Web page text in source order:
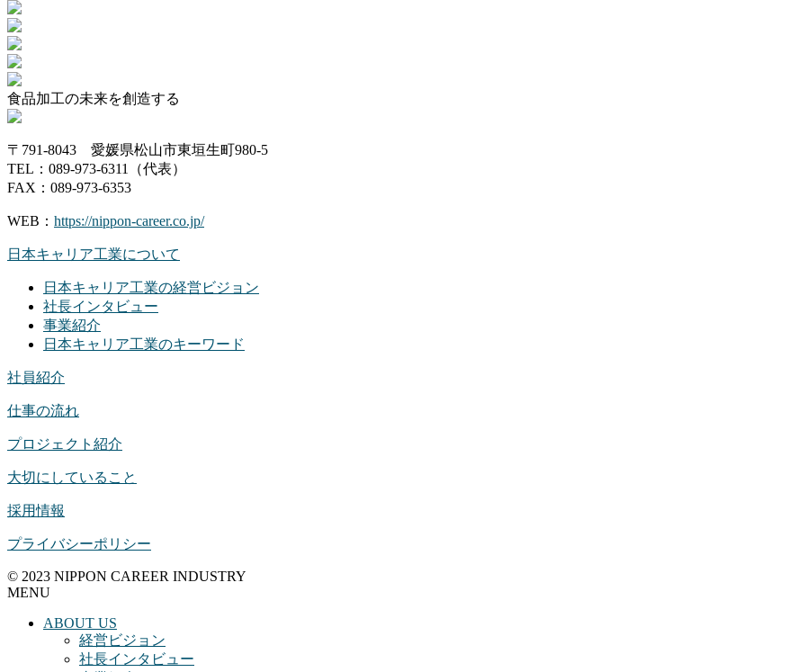
食品加工の未来を創造する
〒791-8043 愛媛県松山市東垣生町980-5
TEL：089-973-6311（代表）
FAX：089-973-6353
WEB： https://nippon-career.co.jp/
日本キャリア工業について
日本キャリア工業の経営ビジョン
社長インタビュー
事業紹介
日本キャリア工業のキーワード
社員紹介
仕事の流れ
プロジェクト紹介
大切にしていること
採用情報
プライバシーポリシー
© 2023 NIPPON CAREER INDUSTRY
MENU
ABOUT US
経営ビジョン
社長インタビュー